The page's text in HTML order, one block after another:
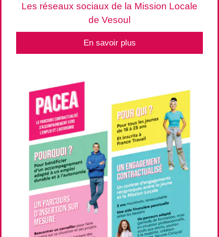
Les réseaux sociaux de la Mission Locale
de Vesoul
En savoir plus